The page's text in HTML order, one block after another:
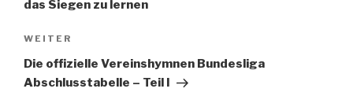
das Siegen zu lernen
Nächster
Beitrag
WEITER
Die offizielle Vereinshymnen Bundesliga
Abschlusstabelle – Teil I